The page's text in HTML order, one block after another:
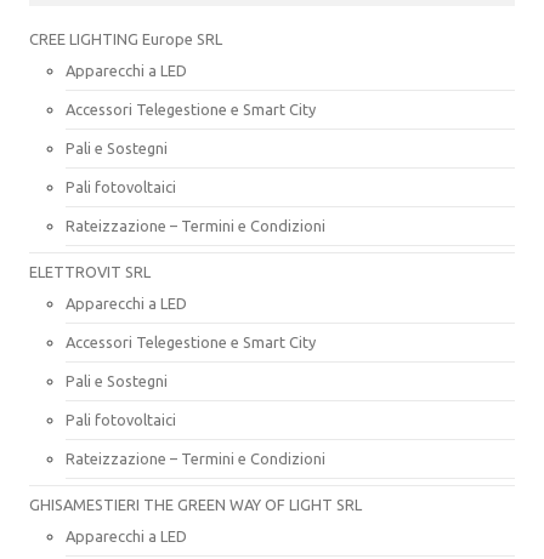
CREE LIGHTING Europe SRL
Apparecchi a LED
Accessori Telegestione e Smart City
Pali e Sostegni
Pali fotovoltaici
Rateizzazione – Termini e Condizioni
ELETTROVIT SRL
Apparecchi a LED
Accessori Telegestione e Smart City
Pali e Sostegni
Pali fotovoltaici
Rateizzazione – Termini e Condizioni
GHISAMESTIERI THE GREEN WAY OF LIGHT SRL
Apparecchi a LED